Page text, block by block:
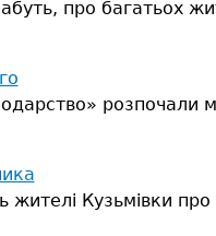
про багатьох
розпочали
Кузьмівки